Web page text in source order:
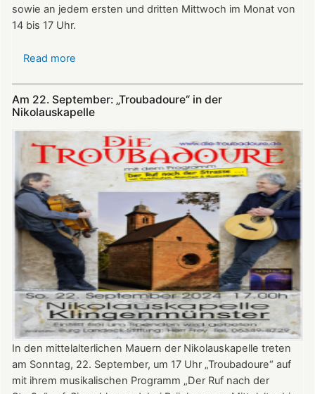
sowie an jedem ersten und dritten Mittwoch im Monat von
14 bis 17 Uhr.
Read more
Nikolauskapelle
Am 22. September: „Troubadoure“ in der
Nikolauskapelle
In den mittelalterlichen Mauern der Nikolauskapelle treten
am Sonntag, 22. September, um 17 Uhr „Troubadoure“ auf
mit ihrem musikalischen Programm „Der Ruf nach der